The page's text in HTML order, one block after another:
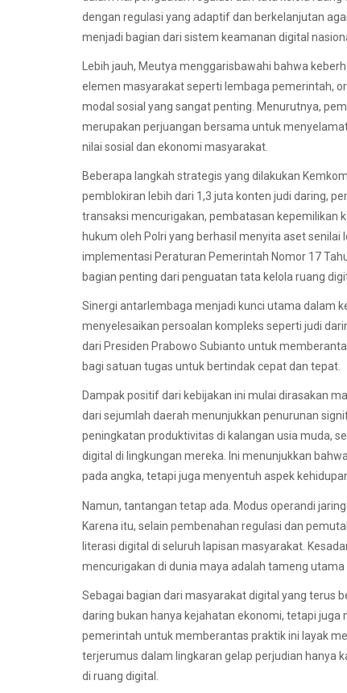
dengan regulasi yang adaptif dan berkelanjutan
menjadi bagian dari sistem keamanan digital
Lebih jauh, Meutya menggarisbawahi bahwa
elemen masyarakat seperti lembaga pemerintah,
modal sosial yang sangat penting. Menurutnya,
merupakan perjuangan bersama untuk
nilai sosial dan ekonomi masyarakat.
Beberapa langkah strategis yang dilakukan
pemblokiran lebih dari 1,3 juta konten judi daring,
transaksi mencurigakan, pembatasan kepemilikan
hukum oleh Polri yang berhasil menyita aset senilai
implementasi Peraturan Pemerintah Nomor 17
bagian penting dari penguatan tata kelola ruang
Sinergi antarlembaga menjadi kunci utama dalam
menyelesaikan persoalan kompleks seperti judi
dari Presiden Prabowo Subianto untuk
bagi satuan tugas untuk bertindak cepat dan tepat.
Dampak positif dari kebijakan ini mulai dirasakan
dari sejumlah daerah menunjukkan penurunan
peningkatan produktivitas di kalangan usia muda,
digital di lingkungan mereka. Ini menunjukkan
pada angka, tetapi juga menyentuh aspek
Namun, tantangan tetap ada. Modus operandi
Karena itu, selain pembenahan regulasi dan
literasi digital di seluruh lapisan masyarakat.
mencurigakan di dunia maya adalah tameng
Sebagai bagian dari masyarakat digital yang terus
daring bukan hanya kejahatan ekonomi, tetapi juga
pemerintah untuk memberantas praktik ini layak
terjerumus dalam lingkaran gelap perjudian hanya
di ruang digital.